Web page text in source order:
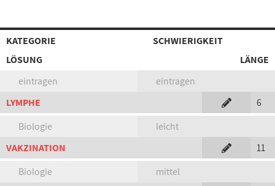
KATEGORIE
SCHWIERIGKEIT
LÖSUNG
LÄNGE
eintragen
eintragen
LYMPHE
6
Biologie
leicht
VAKZINATION
11
Biologie
mittel